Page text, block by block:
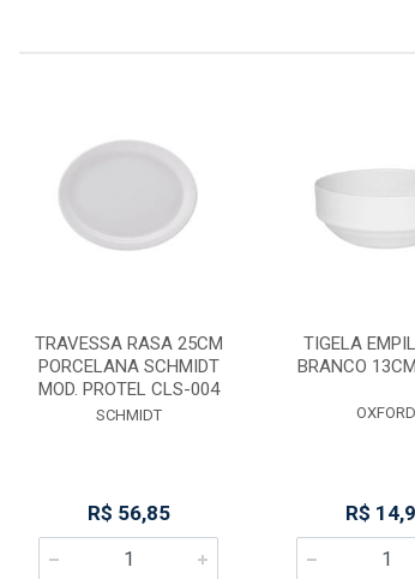
TRAVESSA RASA 25CM
PORCELANA SCHMIDT
MOD. PROTEL CLS-004
SCHMIDT
R$ 56,85
TIGELA
BRANCO
OXFORD
R$